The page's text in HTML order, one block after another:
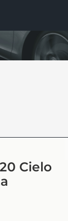
Cielo